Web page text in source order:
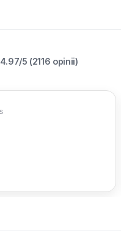
4.97/5 (2116 opinii)